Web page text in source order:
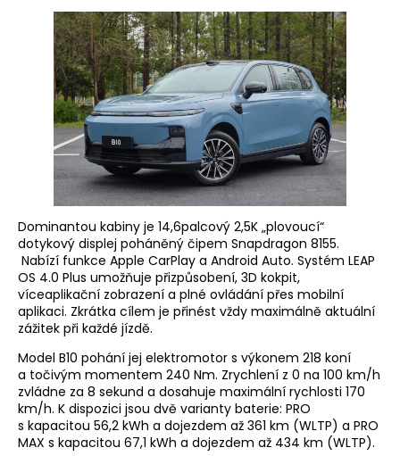
Dominantou kabiny je 14,6palcový 2,5K „plovoucí“
dotykový displej poháněný čipem Snapdragon 8155.
Nabízí funkce Apple CarPlay a Android Auto. Systém LEAP
OS 4.0 Plus umožňuje přizpůsobení, 3D kokpit,
víceaplikační zobrazení a plné ovládání přes mobilní
aplikaci. Zkrátka cílem je přinést vždy maximálně aktuální
zážitek při každé jízdě.
Model B10 pohání jej elektromotor s výkonem 218 koní
a točivým momentem 240 Nm. Zrychlení z 0 na 100 km/h
zvládne za 8 sekund a dosahuje maximální rychlosti 170
km/h. K dispozici jsou dvě varianty baterie: PRO
s kapacitou 56,2 kWh a dojezdem až 361 km (WLTP) a PRO
MAX s kapacitou 67,1 kWh a dojezdem až 434 km (WLTP).